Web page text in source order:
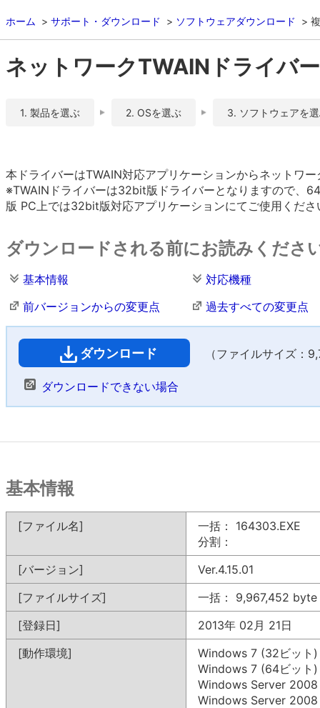
ホーム サポート・ダウンロード ソフトウェアダウンロード
ネットワークTWAINドライバ
1. 製品を選ぶ 2. OSを選ぶ 3. ソフトウェアを
本ドライバーはTWAIN対応アプリケーションからネットワ
※TWAINドライバーは32bit版ドライバーとなりますので、
版 PC上では32bit版対応アプリケーションにてご使用くださ
ダウンロードされる前にお読みくださ
基本情報
対応機種
前バージョンからの変更点
過去すべての変更点
ダウンロード （ファイルサイズ：
ダウンロードできない場合
基本情報
[ファイル名]
一括： 164303.EXE
分割：
[バージョン]
Ver.4.15.01
[ファイルサイズ]
一括： 9,967,452 byte
[登録日]
2013年 02月 21日
[動作環境]
Windows 7 (32ビット)
Windows 7 (64ビット)
Windows Server
Windows Server